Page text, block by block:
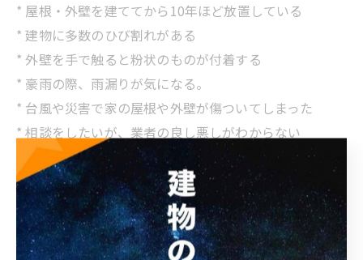
* 屋根・外壁を建ててから10年ほど放置している
* 建物に多数のひび割れがある
* 外壁を手で触ると粉状のものが付着する
* 豪雨の際、雨漏りが気になる。
* 台風や災害で家の屋根や外壁が傷ついてしまった
* 相談をしたいが、業者の良し悪しがわからない
* 修繕工事と改修工事の違いってなに？
* 外壁塗装っていくらくらいなの？見積りだけでもいい
のかな？
* 修繕工事って具体的にどういうことをするの？